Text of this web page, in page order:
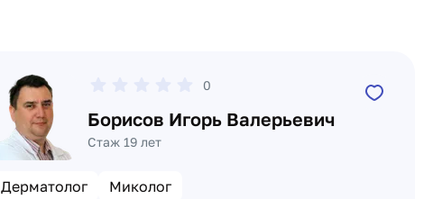
0
Борисов Игорь Валерьевич
Стаж 19 лет
Дерматолог Миколог